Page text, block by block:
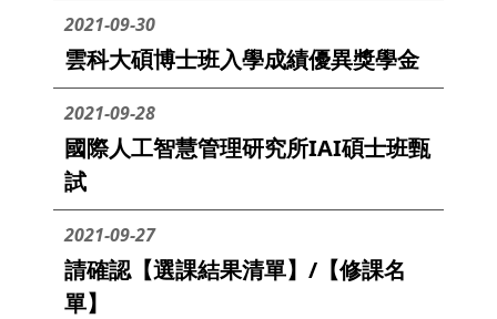
2021-09-30
雲科大碩博士班入學成績優異獎學金
2021-09-28
國際人工智慧管理研究所IAI碩士班甄
試
2021-09-27
請確認【選課結果清單】/【修課名
單】